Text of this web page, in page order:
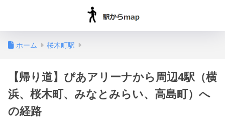
ホーム 桜木町駅
【帰り道】ぴあアリーナから周辺4駅（横
浜、桜木町、みなとみらい、高島町）へ
の経路